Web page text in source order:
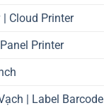
Cloud Printer
Printer
| Label Barcode